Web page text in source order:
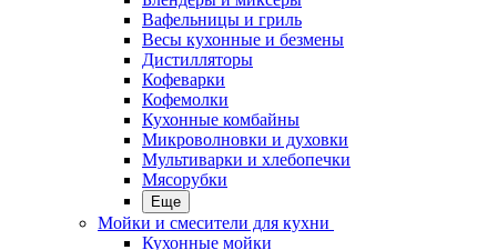
Вафельницы и гриль
Весы кухонные и безмены
Дистилляторы
Кофеварки
Кофемолки
Кухонные комбайны
Микроволновки и духовки
Мультиварки и хлебопечки
Мясорубки
Еще
Мойки и смесители для кухни
Кухонные мойки